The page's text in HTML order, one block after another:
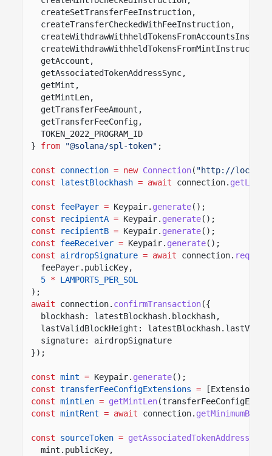
createSetTransferFeeInstruction,
createTransferCheckedWithFeeInstruction,
getAccount,
getAssociatedTokenAddressSync,
getMint,
getMintLen,
getTransferFeeAmount,
getTransferFeeConfig,
TOKEN_2022_PROGRAM_ID
}
from "@solana/spl-token" ;
const connection = new Connection( "http://
const
latestBlockhash = await connection.
const feePayer = Keypair. generate();
const
recipientA = Keypair. generate();
const
recipientB = Keypair. generate();
const
feeReceiver = Keypair. generate();
const
airdropSignature = await connection.
feePayer.publicKey,
5 *
LAMPORTS_PER_SOL
);
await
connection. confirmTransaction({
blockhash: latestBlockhash.blockhash,
lastValidBlockHeight:
signature: airdropSignature
});
const mint = Keypair. generate();
const transferFeeConfigExtensions =
const mintLen = getMintLen
const mintRent = await connection.
const sourceToken = getAssociatedTokenAddressSync
mint.publicKey,